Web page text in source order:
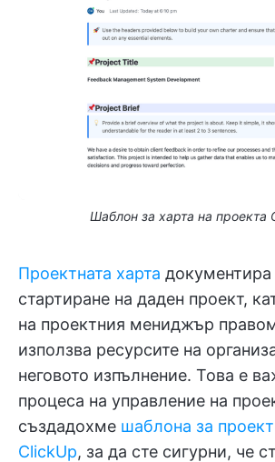
Шаблон за харта на проекта
Проектната харта
стартиране на даден проект,
на проектния мениджър
използва ресурсите на
неговото изпълнение. Това е
процеса на управление на
създадохме шаблона за
ClickUp, за да сте сигурни, че